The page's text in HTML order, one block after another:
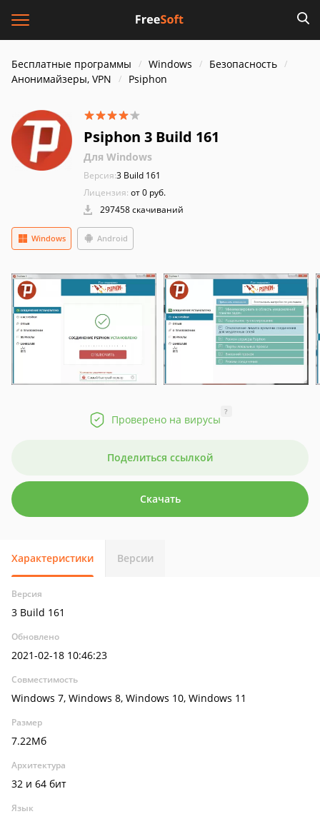
Бесплатные программы Windows
Безопасность
Анонимайзеры, VPN
Psiphon
Psiphon 3 Build 161
Для Windows
Версия:3 Build 161
Лицензия: от 0 руб.
297458 скачиваний
Windows Android
Проверено на вирусы
?
Поделиться ссылкой
Скачать
Характеристики Версии
Версия
3 Build 161
Обновлено
2021-02-18 10:46:23
Совместимость
Windows 7, Windows 8, Windows 10, Windows 11
Размер
7.22Мб
Архитектура
32 и 64 бит
Язык